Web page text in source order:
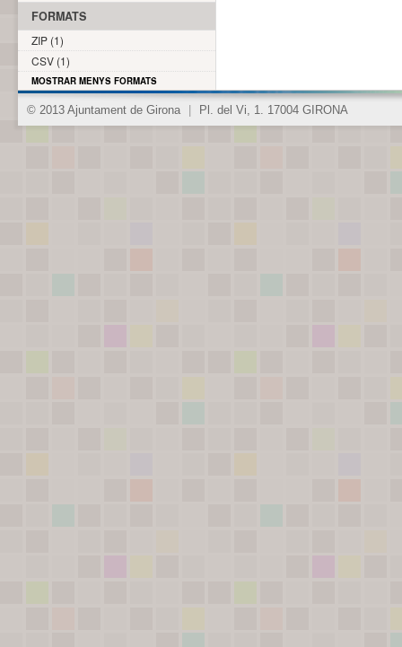
FORMATS
ZIP (1)
CSV (1)
MOSTRAR MENYS FORMATS
© 2013 Ajuntament de Girona Pl. del Vi, 1. 17004 GIRONA